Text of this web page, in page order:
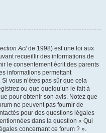
Actde 1998) est une loi aux
recueillir des informations de
le consentement écrit des parents
informations permettant
vous n’êtes pas sûr que cela
ou que quelqu’un le fait à
pour obtenir son avis. Notez que
ne peuvent pas fournir de
pour des questions légales
dans la question « Qui
concernant ce forum ? ».